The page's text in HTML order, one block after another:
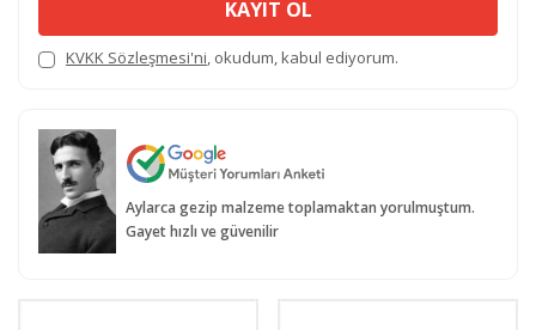
KAYIT OL
KVKK Sözleşmesi'ni, okudum, kabul ediyorum.
Aylarca gezip malzeme toplamaktan yorulmuştum.
Gayet hızlı ve güvenilir